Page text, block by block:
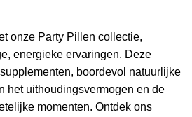
onze Party Pillen collectie,
energieke ervaringen. Deze
boordevol natuurlijke
het uithoudingsvermogen en de
momenten. Ontdek ons